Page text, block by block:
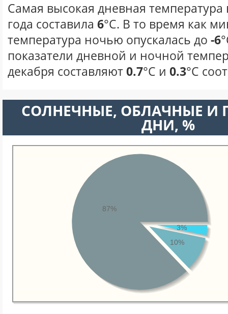
Самая высокая дневная температура
года составила 6°С. В то время как
температура ночью опускалась до -6
показатели дневной и ночной
декабря составляют0.7°С и 0.3°С
CОЛНЕЧНЫЕ, ОБЛАЧНЫЕ И
ДНИ, %
3%
10%
87%